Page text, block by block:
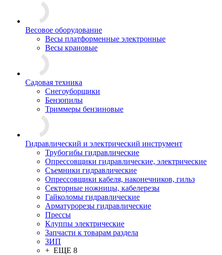
Весовое оборудование
Весы платформенные электронные
Весы крановые
Садовая техника
Снегоуборщики
Бензопилы
Триммеры бензиновые
Гидравлический и электрический инструмент
Трубогибы гидравлические
Опрессовщики гидравлические, электрические
Съемники гидравлические
Опрессовщики кабеля, наконечников, гильз
Секторные ножницы, кабелерезы
Гайколомы гидравлические
Арматурорезы гидравлические
Прессы
Клуппы электрические
Запчасти к товарам раздела
ЗИП
+ ЕЩЕ 8